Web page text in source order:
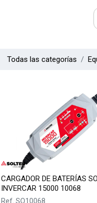
Todas las categorías
CARGADOR DE BATERÍAS
INVERCAR 15000 10068
Ref. SO10068